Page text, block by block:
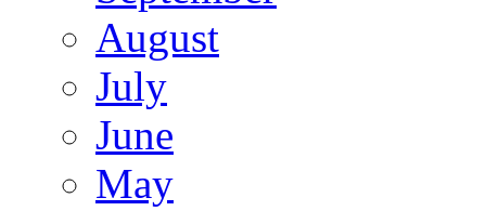
August
July
June
May